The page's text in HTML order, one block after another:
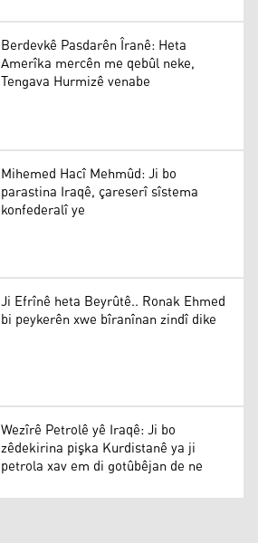
Berdevkê Pasdarên Îranê: Heta
Amerîka mercên me qebûl neke,
Tengava Hurmizê venabe
Mihemed Hacî Mehmûd: Ji bo
parastina Iraqê, çareserî sîstema
konfederalî ye
Ji Efrînê heta Beyrûtê.. Ronak Ehmed
bi peykerên xwe bîranînan zindî dike
Wezîrê Petrolê yê Iraqê: Ji bo
zêdekirina pişka Kurdistanê ya ji
petrola xav em di gotûbêjan de ne